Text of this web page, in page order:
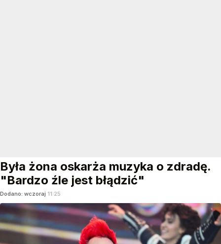
Była żona oskarża muzyka o zdradę.
"Bardzo źle jest błądzić"
Dodano: wczoraj 11:25